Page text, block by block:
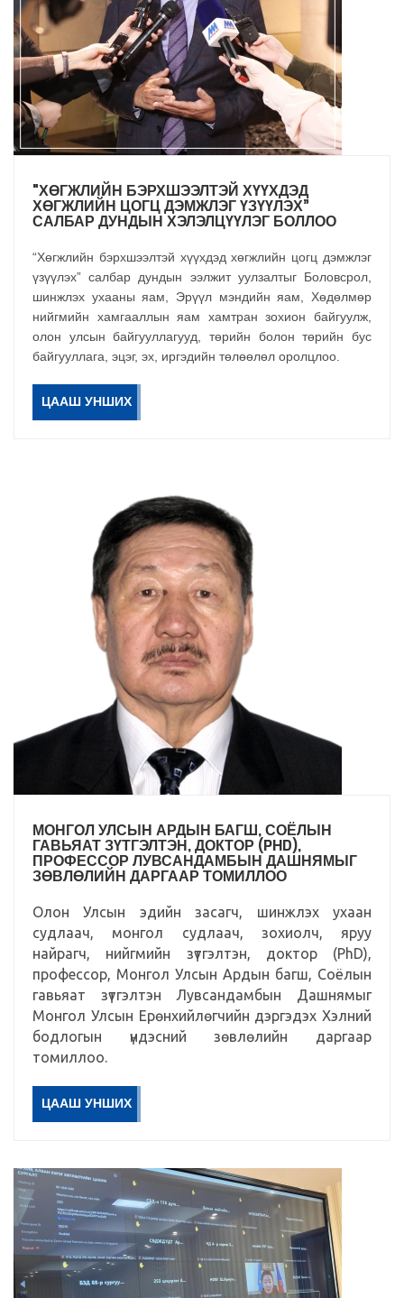
"ХӨГЖЛИЙН БЭРХШЭЭЛТЭЙ ХҮҮХДЭД
ХӨГЖЛИЙН ЦОГЦ ДЭМЖЛЭГ ҮЗҮҮЛЭХ”
САЛБАР ДУНДЫН ХЭЛЭЛЦҮҮЛЭГ БОЛЛОО
“Хөгжлийн бэрхшээлтэй хүүхдэд хөгжлийн цогц дэмжлэг
үзүүлэх” салбар дундын ээлжит уулзалтыг Боловсрол,
шинжлэх ухааны яам, Эрүүл мэндийн яам, Хөдөлмөр
нийгмийн хамгааллын яам хамтран зохион байгуулж,
олон улсын байгууллагууд, төрийн болон төрийн бус
байгууллага, эцэг, эх, иргэдийн төлөөлөл оролцлоо.
ЦААШ УНШИХ
МОНГОЛ УЛСЫН АРДЫН БАГШ, СОЁЛЫН
ГАВЬЯАТ ЗҮТГЭЛТЭН, ДОКТОР (PHD),
ПРОФЕССОР ЛУВСАНДАМБЫН ДАШНЯМЫГ
ЗӨВЛӨЛИЙН ДАРГААР ТОМИЛЛОО
Олон Улсын эдийн засагч, шинжлэх ухаан
судлаач, монгол судлаач, зохиолч, яруу
найрагч, нийгмийн зүтгэлтэн, доктор (PhD),
профессор, Монгол Улсын Ардын багш, Соёлын
гавьяат зүтгэлтэн Лувсандамбын Дашнямыг
Монгол Улсын ­Ерөнхийлөгчийн дэргэдэх Хэлний
бодлогын үндэсний зөвлөлийн даргаар
томиллоо.
ЦААШ УНШИХ